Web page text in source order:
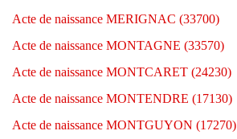
Acte de naissance MERIGNAC (33700)
Acte de naissance MONTAGNE (33570)
Acte de naissance MONTCARET (24230)
Acte de naissance MONTENDRE (17130)
Acte de naissance MONTGUYON (17270)